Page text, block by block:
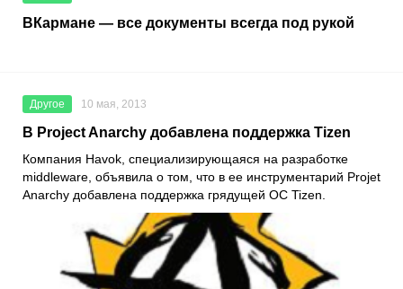
ВКармане — все документы всегда под рукой
Другое 10 мая, 2013
В Project Anarchy добавлена поддержка Tizen
Компания Havok, специализирующаяся на разработке
middleware, объявила о том, что в ее инструментарий Projet
Anarchy добавлена поддержка грядущей ОС Tizen.